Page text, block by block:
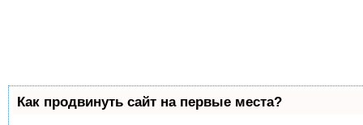
Как продвинуть сайт на первые места?